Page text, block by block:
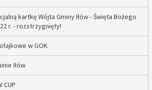
kartkę Wójta Gminy Iłów - Święta Bożego
r. - rozstrzygnięty!
w GOK
Iłów
CUP